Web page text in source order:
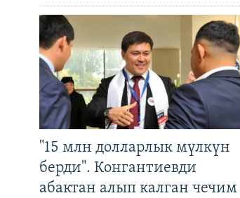
"15 млн долларлык мүлкүн
берди". Конгантиевди
абактан алып калган чечим